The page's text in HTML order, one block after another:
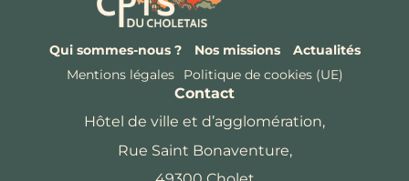
Qui sommes-nous ? Nos missions
Actualités
Mentions légales
Politique de cookies (UE)
Contact
Hôtel de ville et d’agglomération,
Rue Saint Bonaventure,